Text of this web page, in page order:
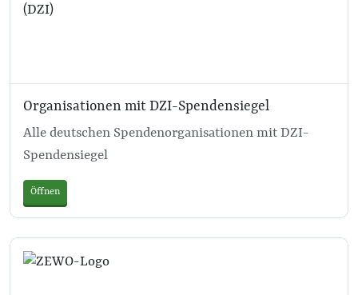
Organisationen mit DZI-Spendensiegel
Alle deutschen Spendenorganisationen mit DZI-
Spendensiegel
Öffnen